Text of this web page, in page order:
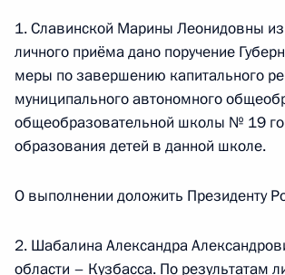
Президента Российской
Федерации – начальником
Федерации Дмитрием Шальковым
по приёму граждан в Москве 17
4 сентября 2024 года, 16:45
Исполнено поручение (снято с
1. Славинской Марины Леонидовны из
личного приёма дано поручение
меры по завершению капитального
муниципального автономного
общеобразовательной школы № 19
образования детей в данной школе.
О выполнении доложить Президенту
2. Шабалина Александра
области – Кузбасса. По результатам